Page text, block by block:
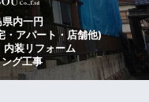
内一円
・アパート・店舗他)
内装リフォーム
ング工事